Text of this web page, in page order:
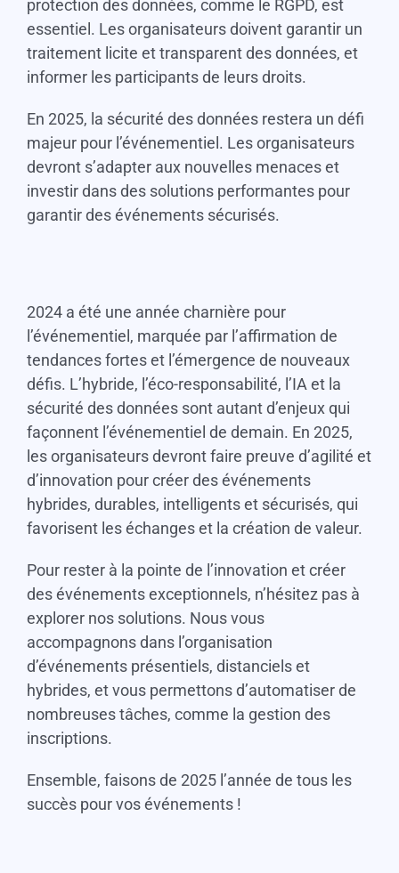
protection des données, comme le RGPD, est
essentiel. Les organisateurs doivent garantir un
traitement licite et transparent des données, et
informer les participants de leurs droits.
En 2025, la sécurité des données restera un défi
majeur pour l’événementiel. Les organisateurs
devront s’adapter aux nouvelles menaces et
investir dans des solutions performantes pour
garantir des événements sécurisés.
2024 a été une année charnière pour
l’événementiel, marquée par l’affirmation de
tendances fortes et l’émergence de nouveaux
défis. L’hybride, l’éco-responsabilité, l’IA et la
sécurité des données sont autant d’enjeux qui
façonnent l’événementiel de demain. En 2025,
les organisateurs devront faire preuve d’agilité et
d’innovation pour créer des événements
hybrides, durables, intelligents et sécurisés, qui
favorisent les échanges et la création de valeur.
Pour rester à la pointe de l’innovation et créer
des événements exceptionnels, n’hésitez pas à
explorer nos solutions. Nous vous
accompagnons dans l’organisation
d’événements présentiels, distanciels et
hybrides, et vous permettons d’automatiser de
nombreuses tâches, comme la gestion des
inscriptions.
Ensemble, faisons de 2025 l’année de tous les
succès pour vos événements !